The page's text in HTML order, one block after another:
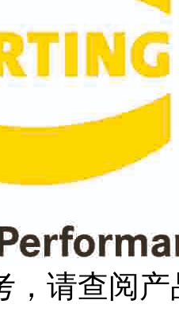
，请查阅